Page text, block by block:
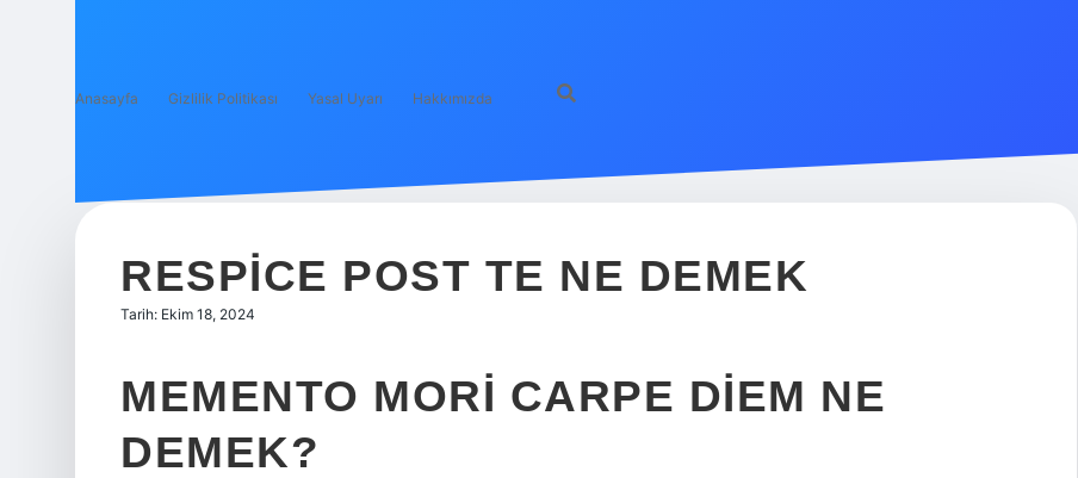
Anasayfa Gizlilik Politikası Yasal Uyarı Hakkımızda
RESPICE POST TE NE DEMEK
Tarih: Ekim 18, 2024
MEMENTO MORI CARPE DIEM NE
DEMEK?